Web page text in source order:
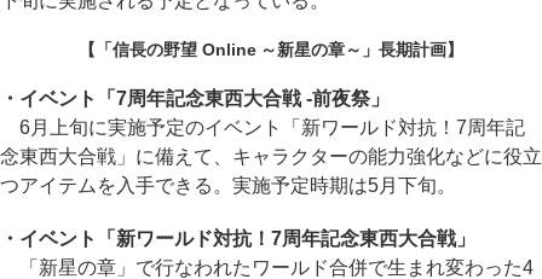
【「信長の野望 Online ～新星の章～」長期計画】
・イベント「7周年記念東西大合戦 -前夜祭」
6月上旬に実施予定のイベント「新ワールド対抗！7周年記
念東西大合戦」に備えて、キャラクターの能力強化などに役立
つアイテムを入手できる。実施予定時期は5月下旬。
・イベント「新ワールド対抗！7周年記念東西大合戦」
「新星の章」で行なわれたワールド合併で生まれ変わった4